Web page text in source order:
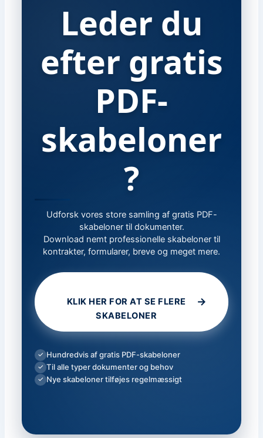
Leder du
efter gratis
PDF-
skabeloner
?
Udforsk vores store samling af gratis PDF-
skabeloner til dokumenter.
Download nemt professionelle skabeloner til
kontrakter, formularer, breve og meget mere.
KLIK HER FOR AT SE FLERE
SKABELONER
→
✓ Hundredvis af gratis PDF-skabeloner
✓ Til alle typer dokumenter og behov
✓ Nye skabeloner tilføjes regelmæssigt